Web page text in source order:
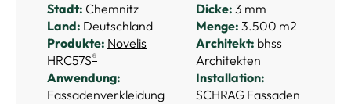
Stadt: Chemnitz
Land: Deutschland
Produkte: Novelis
HRC57S®
Anwendung:
Fassadenverkleidung
Dicke: 3 mm
Menge: 3.500 m2
Architekt: bhss
Architekten
Installation:
SCHRAG Fassaden